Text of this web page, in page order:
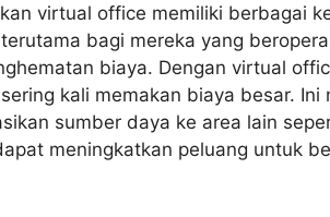
virtual office memiliki berbagai
bagi mereka yang
biaya. Dengan virtual
kali memakan biaya besar.
sumber daya ke area lain
meningkatkan peluang untuk